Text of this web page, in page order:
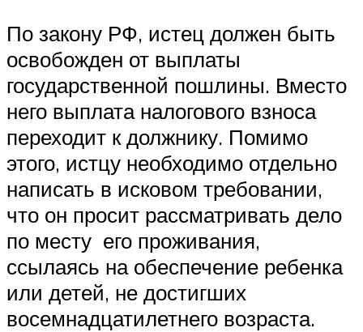
По закону РФ, истец должен быть
освобожден от выплаты
государственной пошлины. Вместо
него выплата налогового взноса
переходит к должнику. Помимо
этого, истцу необходимо отдельно
написать в исковом требовании,
что он просит рассматривать дело
по месту его проживания,
ссылаясь на обеспечение ребенка
или детей, не достигших
восемнадцатилетнего возраста.